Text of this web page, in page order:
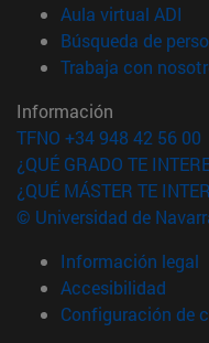
Aula virtual ADI
Búsqueda de
Trabaja con
Información
TFNO +34 948 42 56 00
¿QUÉ GRADO TE
¿QUÉ MÁSTER TE
© Universidad de
Información legal
Accesibilidad
Configuración de